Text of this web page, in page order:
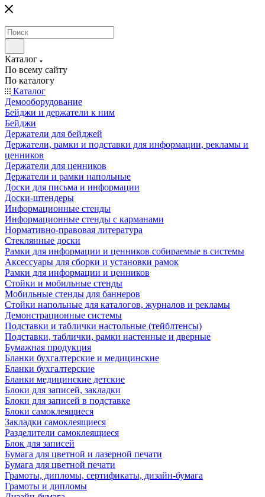
Каталог
По всему сайту
По каталогу
Каталог
Демооборудование
Бейджи и держатели к ним
Бейджи
Держатели для бейджей
Держатели, рамки и подставки для информации, рекламы и
ценников
Держатели для ценников
Держатели и рамки напольные
Доски для письма и информации
Доски-штендеры
Информационные стенды
Информационные стенды с карманами
Нормативно-правовая литература
Стеклянные доски
Рамки для информации и ценников собираемые в системы
Аксессуары для сборки и установки рамок
Рамки для информации и ценников
Стойки и мобильные стенды
Мобильные стенды для баннеров
Стойки напольные для каталогов, журналов и рекламы
Демонстрационные системы
Подставки и таблички настольные (тейблтенсы)
Подставки, таблички, рамки настенные и дверные
Бумажная продукция
Бланки бухгалтерские и медицинские
Бланки бухгалтерские
Бланки медицинские детские
Блоки для записей, закладки
Блоки для записей в подставке
Блоки самоклеящиеся
Закладки самоклеящиеся
Разделители самоклеящиеся
Блок для записей
Бумага для цветной и лазерной печати
Бумага для цветной печати
Грамоты, дипломы, сертификаты, дизайн-бумага
Грамоты и дипломы